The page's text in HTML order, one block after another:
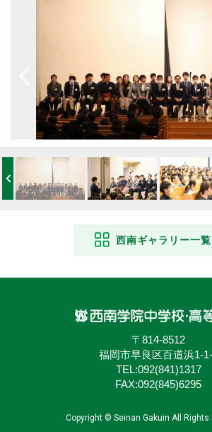
西南ギャラリー一覧
〒814-8512
福岡市早良区百道浜1-
TEL:092(841)1317
FAX:092(845)6295
Copyright © Seinan Gakuin All Rights